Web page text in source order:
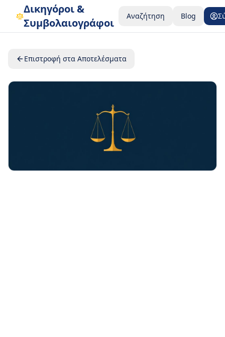
Δικηγόροι &
Συμβολαιογράφοι
Αναζήτηση Blog
Επιστροφή στα Αποτελέσματα